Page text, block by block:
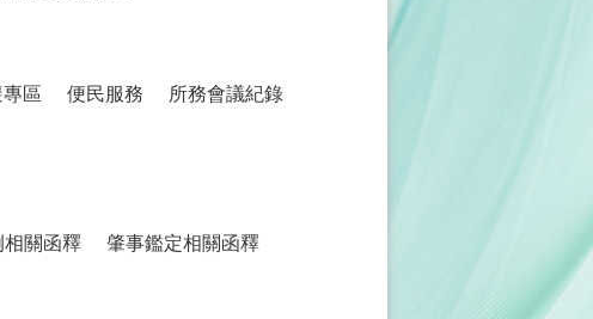
區 便民服務 所務會議紀錄
相關函釋 肇事鑑定相關函釋